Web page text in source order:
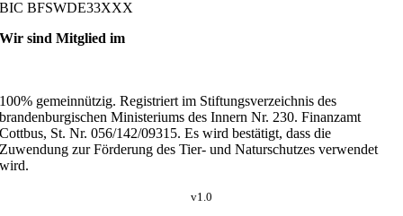
BIC BFSWDE33XXX
Wir sind Mitglied im
100% gemeinnützig. Registriert im Stiftungsverzeichnis des
brandenburgischen Ministeriums des Innern Nr. 230. Finanzamt
Cottbus, St. Nr. 056/142/09315. Es wird bestätigt, dass die
Zuwendung zur Förderung des Tier- und Naturschutzes verwendet
wird.
v1.0